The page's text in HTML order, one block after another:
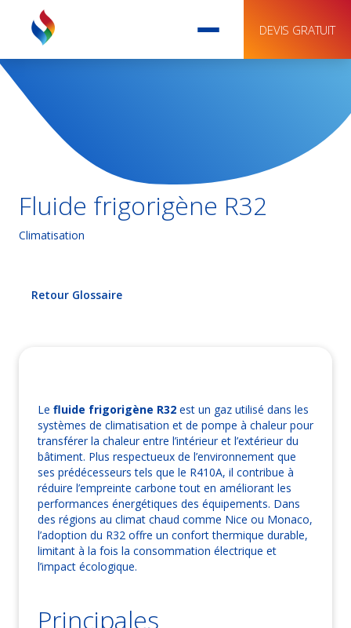
DEVIS GRATUIT
Fluide frigorigène R32
Climatisation
Retour Glossaire
Le fluide frigorigène R32 est un gaz utilisé dans les
systèmes de climatisation et de pompe à chaleur pour
transférer la chaleur entre l’intérieur et l’extérieur du
bâtiment. Plus respectueux de l’environnement que
ses prédécesseurs tels que le R410A, il contribue à
réduire l’empreinte carbone tout en améliorant les
performances énergétiques des équipements. Dans
des régions au climat chaud comme Nice ou Monaco,
l’adoption du R32 offre un confort thermique durable,
limitant à la fois la consommation électrique et
l’impact écologique.
Principales